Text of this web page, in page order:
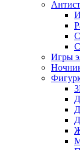
Игры